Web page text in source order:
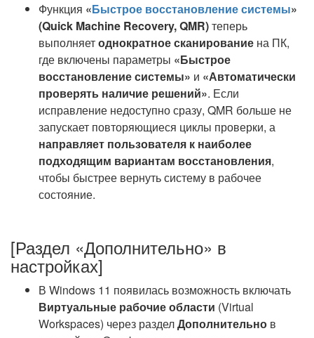
Функция «Быстрое восстановление системы»
(Quick Machine Recovery, QMR)теперь
выполняетоднократное сканирование на ПК,
где включены параметры «Быстрое
восстановление системы» и «Автоматически
проверять наличие решений». Если
исправление недоступно сразу, QMR больше не
запускает повторяющиеся циклы проверки, а
направляет пользователя к наиболее
подходящим вариантам восстановления,
чтобы быстрее вернуть систему в рабочее
состояние.
[Раздел «Дополнительно» в
настройках]
В Windows 11 появилась возможность включать
Виртуальные рабочие области (Virtual
Workspaces) через разделДополнительно в